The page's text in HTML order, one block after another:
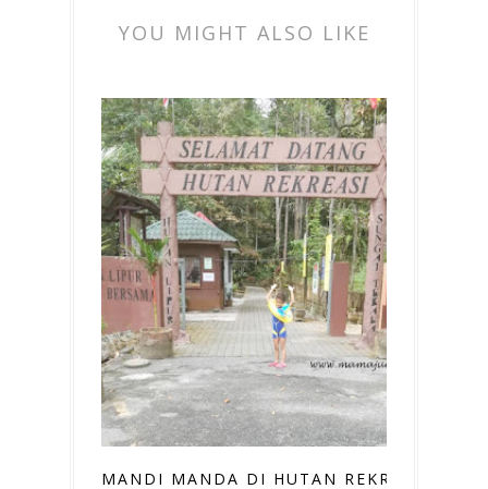
YOU MIGHT ALSO LIKE
MANDI MANDA DI HUTAN REKREASI